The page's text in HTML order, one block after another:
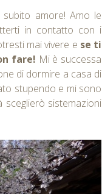
amore! Amo le
in contatto con i
mai vivere e se ti
fare! Mi è successa
di dormire a casa di
stupendo e mi sono
sistemazioni